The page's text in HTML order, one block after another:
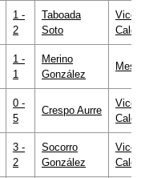
1 -
2
Taboada
Soto
1 -
1
Merino
González
0 -
5
Crespo Aurre
3 -
2
Socorro
González